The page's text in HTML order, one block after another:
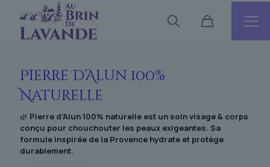
Pierre D’Alun 100%
Naturelle
🌿 Pierre d’Alun 100% naturelle est un soin visage & corps
conçu pour chouchouter les peaux exigeantes. Sa
formule inspirée de la Provence hydrate et protège
durablement.